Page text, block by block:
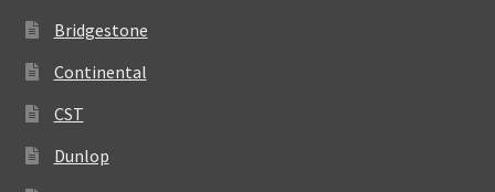
Bridgestone
Continental
CST
Dunlop